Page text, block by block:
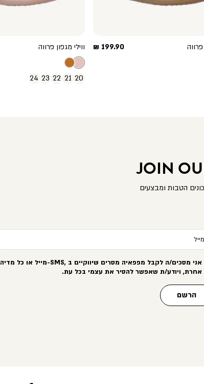
פרווה
מחיר
199.90 ₪ ווילי מגפון פרווה
20
21
22
23
24
JOIN
הטבות ומבצעים
מייל
אני מסכים/ה לקבל מפפאיה מסרים שיווקיים ב -SMS,מייל או כל מדיה
אחרת, ויודע/ת שאפשר להסיר את עצמי בכל עת.
הרשם